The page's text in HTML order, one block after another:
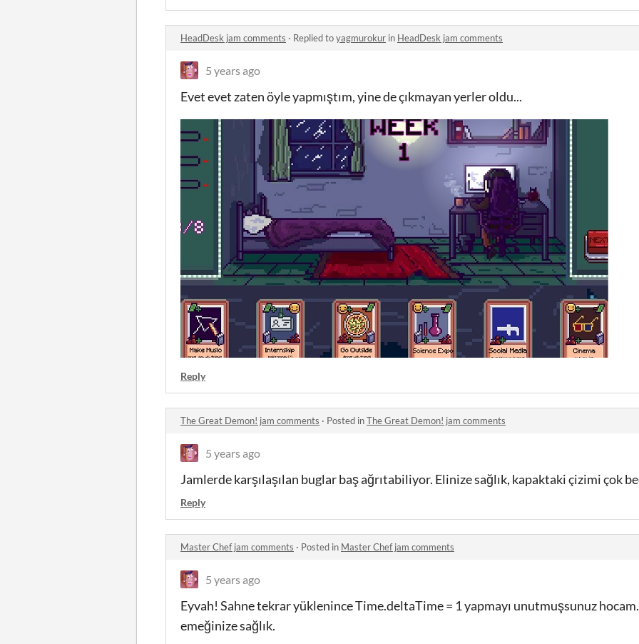
HeadDesk jam comments · Replied toyagmurokur in HeadDesk jam comments
5 years ago
Evet evet zaten öyle yapmıştım, yine de çıkmayan yerler oldu...
Reply
The Great Demon! jam comments · Posted inThe Great Demon! jam comments
5 years ago
Jamlerde karşılaşılan buglar baş ağrıtabiliyor. Elinize sağlık, kapaktaki çizimi çok
Reply
Master Chef jam comments · Posted in Master Chef jam comments
5 years ago
Eyvah! Sahne tekrar yüklenince Time.deltaTime = 1 yapmayı unutmuşsunuz hocam.
emeğinize sağlık.